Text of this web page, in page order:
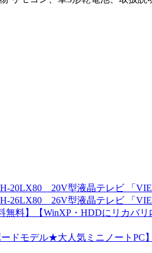
20LX80 20V型液晶テレビ 「
26LX80 26V型液晶テレビ 「
無料】【WinXP・HDDにリカバ
ドモデル★大人気ミニノートPC